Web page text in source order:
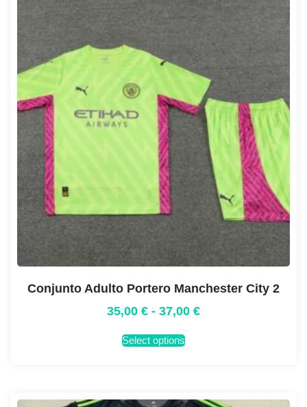
Conjunto Adulto Portero Manchester City 2
35,00 € - 37,00 €
Select options